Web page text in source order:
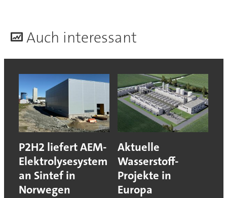
Auch interessant
P2H2 liefert AEM-
Elektrolysesystem
an Sintef in
Norwegen
Aktuelle
Wasserstoff-
Projekte in
Europa